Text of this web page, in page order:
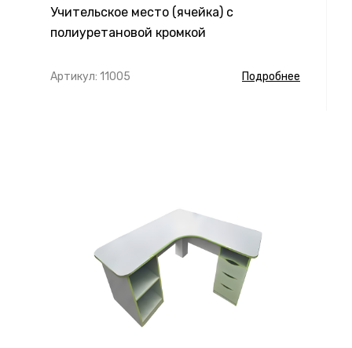
Учительское место (ячейка) с
полиуретановой кромкой
Артикул: 11005 Подробнее